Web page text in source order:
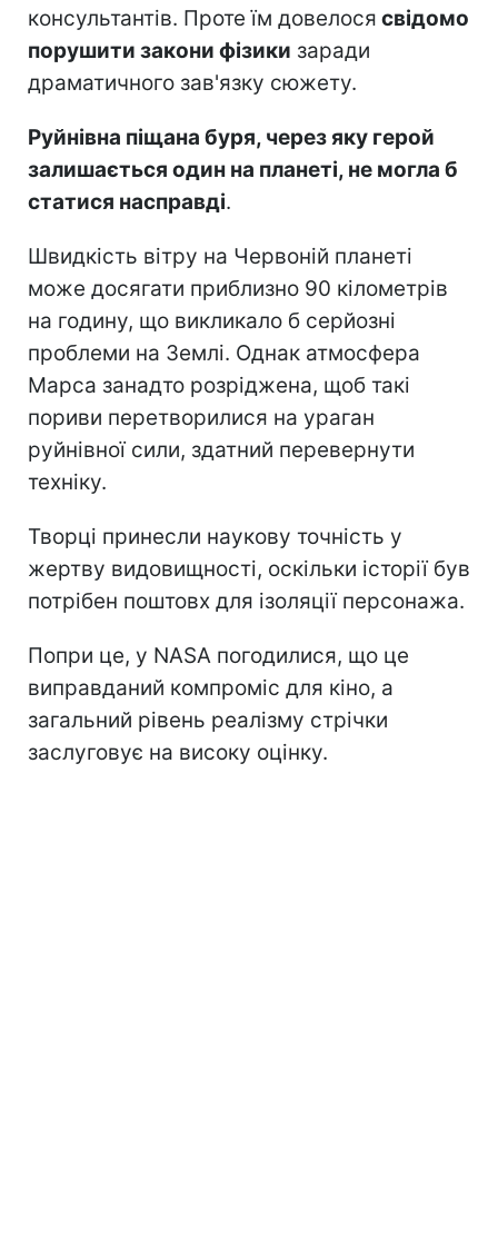
консультантів. Проте їм довелося свідомо
порушити закони фізики заради
драматичного зав'язку сюжету.
Руйнівна піщана буря, через яку герой
залишається один на планеті, не могла б
статися насправді.
Швидкість вітру на Червоній планеті
може досягати приблизно 90 кілометрів
на годину, що викликало б серйозні
проблеми на Землі. Однак атмосфера
Марса занадто розріджена, щоб такі
пориви перетворилися на ураган
руйнівної сили, здатний перевернути
техніку.
Творці принесли наукову точність у
жертву видовищності, оскільки історії був
потрібен поштовх для ізоляції персонажа.
Попри це, у NASA погодилися, що це
виправданий компроміс для кіно, а
загальний рівень реалізму стрічки
заслуговує на високу оцінку.